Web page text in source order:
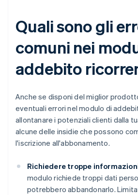
Quali sono gli
comuni nei
addebito
Anche se disponi del miglior
eventuali errori nel modulo di
allontanare i potenziali clienti dalla
alcune delle insidie che possono
l'iscrizione all'abbonamento.
Richiedere troppe
modulo richiede troppi dati
potrebbero abbandonarlo.